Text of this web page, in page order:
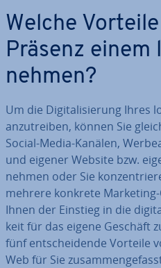
Welche
Präsenz
neh­men?
Um die Di­gi­ta­li­sie­rung Ihres
an­zu­trei­ben, können Sie
Social-Media-Kanälen,
und eigener Website bzw.
nehmen oder Sie
mehrere konkrete
Ihnen der Einstieg in die
keit für das eigene Geschäft
fünf ent­schei­den­de Vorteile
Web für Sie